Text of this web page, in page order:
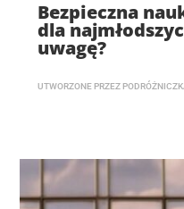
Bezpieczna
dla
uwagę?
UTWORZONE PRZEZ